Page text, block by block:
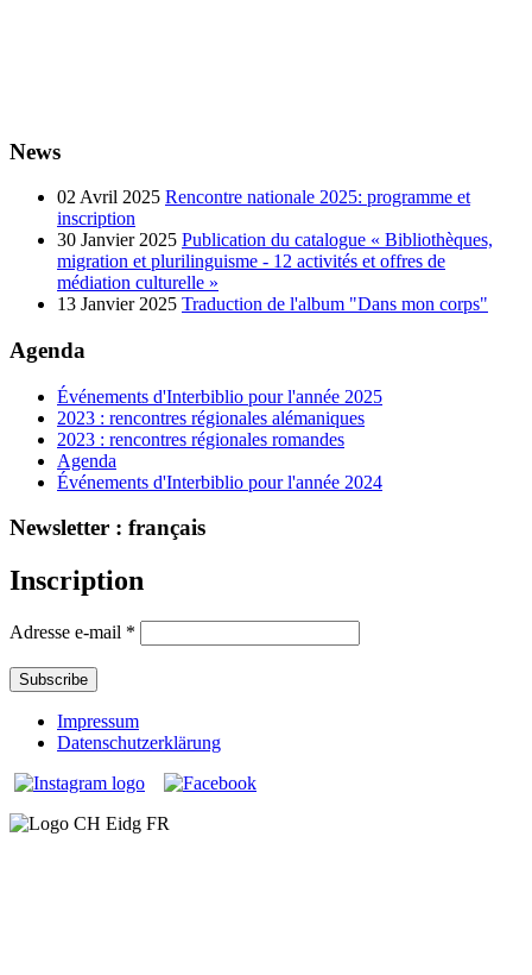
News
02 Avril 2025 Rencontre nationale 2025: programme et
inscription
30 Janvier 2025 Publication du catalogue « Bibliothèques,
migration et plurilinguisme - 12 activités et offres de
médiation culturelle »
13 Janvier 2025 Traduction de l'album "Dans mon corps"
Agenda
Événements d'Interbiblio pour l'année 2025
2023 : rencontres régionales alémaniques
2023 : rencontres régionales romandes
Agenda
Événements d'Interbiblio pour l'année 2024
Newsletter : français
Inscription
Adresse e-mail *
Impressum
Datenschutzerklärung